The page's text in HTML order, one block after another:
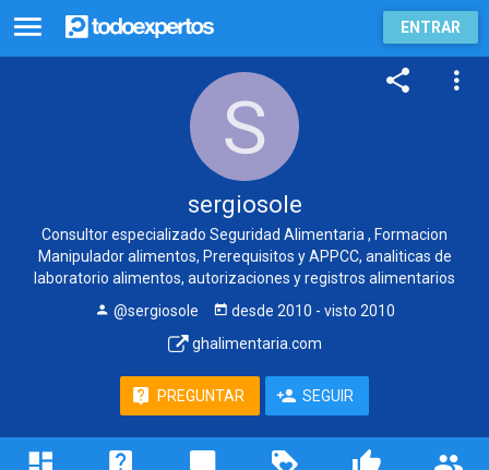
ENTRAR
sergiosole
Consultor especializado Seguridad Alimentaria , Formacion
Manipulador alimentos, Prerequisitos y APPCC, analiticas de
laboratorio alimentos, autorizaciones y registros alimentarios
@sergiosole
desde 2010 - visto 2010
ghalimentaria.com
PREGUNTAR SEGUIR